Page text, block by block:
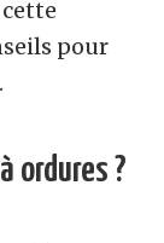
pour
ordures ?